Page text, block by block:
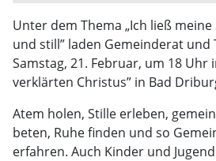
Unter dem Thema „Ich ließ
und still” laden Gemeinderat und
Samstag, 21. Februar, um 18 Uhr
verklärten Christus” in Bad
Atem holen, Stille erleben,
beten, Ruhe finden und so
erfahren. Auch Kinder und